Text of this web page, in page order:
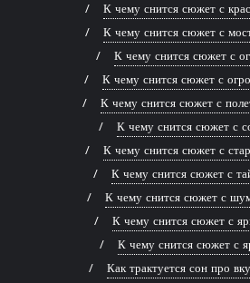
К чему снится сюжет с
К чему снится сюжет с
К чему снится сюжет с
К чему снится сюжет с
К чему снится сюжет с
К чему снится сюжет с
К чему снится сюжет с
К чему снится сюжет с
К чему снится сюжет с
К чему снится сюжет с
К чему снится сюжет с
Как трактуется сон про